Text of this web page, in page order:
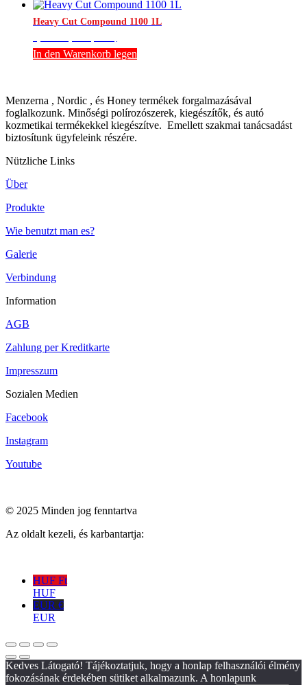
Heavy Cut Compound 1100 1L
In den Warenkorb legen
Menzerna , Nordic , és Honey termékek forgalmazásával
foglalkozunk. Minőségi polírozószerek, kiegészítők, és autó
kozmetikai termékekkel kiegészítve. Emellett szakmai tanácsadást
biztosítunk ügyfeleink részére.
Nützliche Links
Über
Produkte
Wie benutzt man es?
Galerie
Verbindung
Information
AGB
Zahlung per Kreditkarte
Impresszum
Sozialen Medien
Facebook
Instagram
Youtube
© 2025 Minden jog fenntartva
Az oldalt kezeli, és karbantartja:
HUF Ft
HUF
EUR €
EUR
Kedves Látogató! Tájékoztatjuk, hogy a honlap felhasználói élmény
fokozásának érdekében sütiket alkalmazunk. A honlapunk